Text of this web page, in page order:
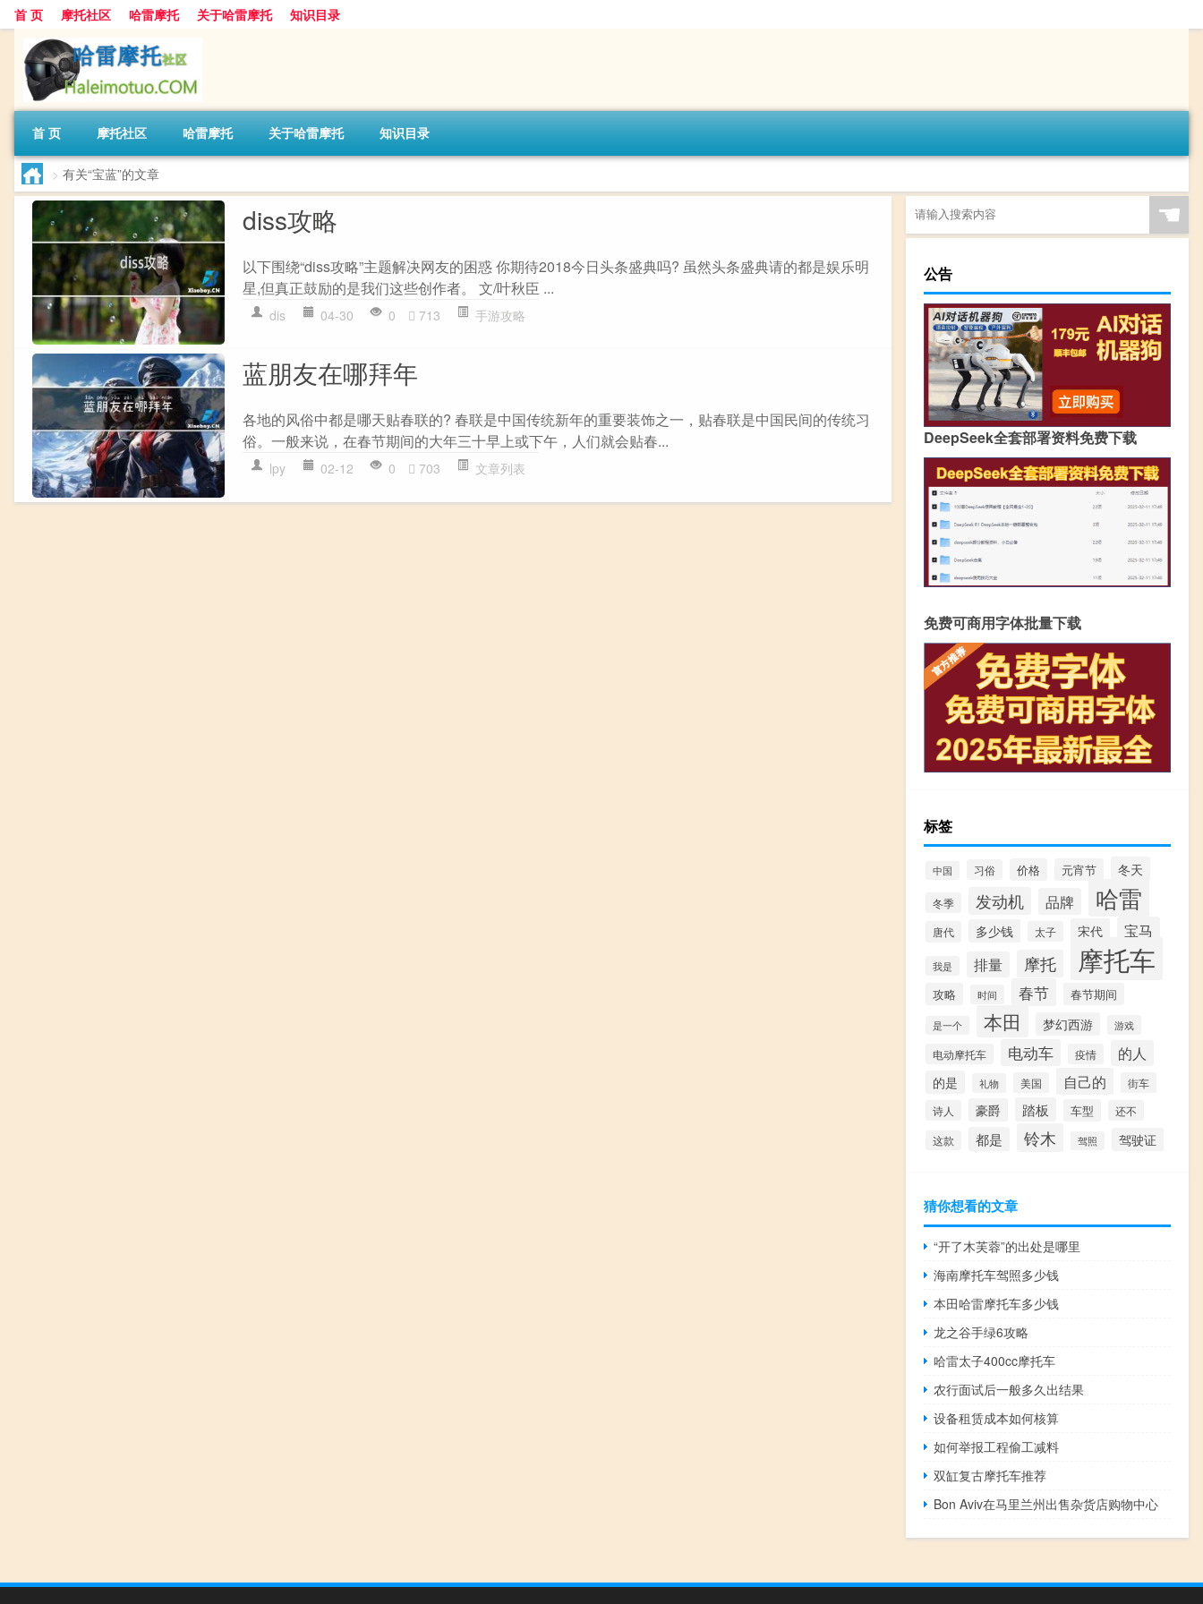
首 页 摩托社区 哈雷摩托 关于哈雷摩托 知识目录
首 页 摩托社区 哈雷摩托 关于哈雷摩托 知识目录
> 有关“宝蓝”的文章
diss攻略
以下围绕“diss攻略”主题解决网友的困惑 你期待2018今日头条盛典吗? 虽然头条盛典请的都是娱乐明
星,但真正鼓励的是我们这些创作者。 文/叶秋臣 ...
dis 04-30 0 713 手游攻略
蓝朋友在哪拜年
各地的风俗中都是哪天贴春联的? 春联是中国传统新年的重要装饰之一，贴春联是中国民间的传统习
俗。一般来说，在春节期间的大年三十早上或下午，人们就会贴春...
lpy 02-12 0 703 文章列表
☚
公告
DeepSeek全套部署资料免费下载
免费可商用字体批量下载
标签
中国 习俗 价格 元宵节 冬天
冬季 发动机 品牌 哈雷
唐代 多少钱 太子 宋代 宝马
我是 排量 摩托 摩托车
攻略 时间 春节 春节期间
是一个 本田 梦幻西游 游戏
电动摩托车 电动车 疫情 的人
的是 礼物 美国 自己的
街车
诗人
豪爵 踏板 车型 还不
这款 都是 铃木 驾照 驾驶证
猜你想看的文章
“开了木芙蓉”的出处是哪里
海南摩托车驾照多少钱
本田哈雷摩托车多少钱
龙之谷手绿6攻略
哈雷太子400cc摩托车
农行面试后一般多久出结果
设备租赁成本如何核算
如何举报工程偷工减料
双缸复古摩托车推荐
Bon Aviv在马里兰州出售杂货店购物中心